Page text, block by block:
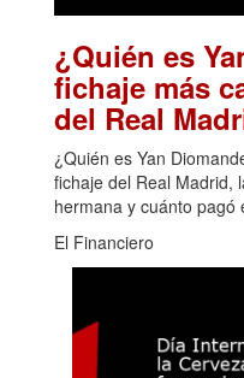
¿Quién es
fichaje más
del Real
¿Quién es Yan
fichaje del Real Madrid,
hermana y cuánto pagó
El Financiero